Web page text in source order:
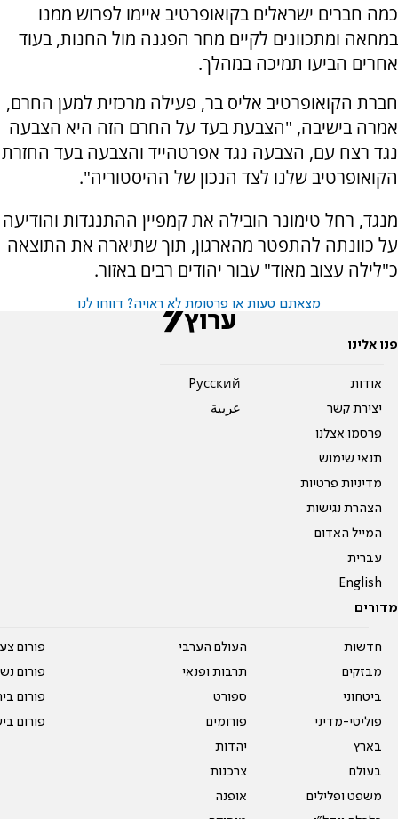
כמה חברים ישראלים בקואופרטיב איימו לפרוש ממנו
במחאה ומתכוונים לקיים מחר הפגנה מול החנות, בעוד
אחרים הביעו תמיכה במהלך.
חברת הקואופרטיב אליס בר, פעילה מרכזית למען החרם,
אמרה בישיבה, "הצבעת בעד על החרם הזה היא הצבעה
נגד רצח עם, הצבעה נגד אפרטהייד והצבעה בעד החזרת
הקואופרטיב שלנו לצד הנכון של ההיסטוריה".
מנגד, רחל טימונר הובילה את קמפיין ההתנגדות והודיעה
על כוונתה להתפטר מהארגון, תוך שתיארה את התוצאה
כ"לילה עצוב מאוד" עבור יהודים רבים באזור.
מצאתם טעות או פרסומת לא ראויה? דווחו לנו
פנו אלינו
אודות
יצירת קשר
פרסמו אצלנו
תנאי שימוש
מדיניות פרטיות
הצהרת נגישות
המייל האדום
עברית
English
Pусский
عربية
מדורים
חדשות
מבזקים
ביטחוני
פוליטי-מדיני
בארץ
בעולם
משפט ופלילים
העולם הערבי
תרבות ופנאי
ספורט
פורומים
יהדות
צרכנות
אופנה
פורום
פורום
פורום
פורום